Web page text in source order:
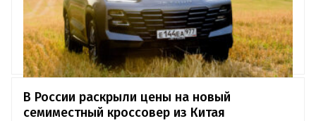
В России раскрыли цены на новый
семиместный кроссовер из Китая